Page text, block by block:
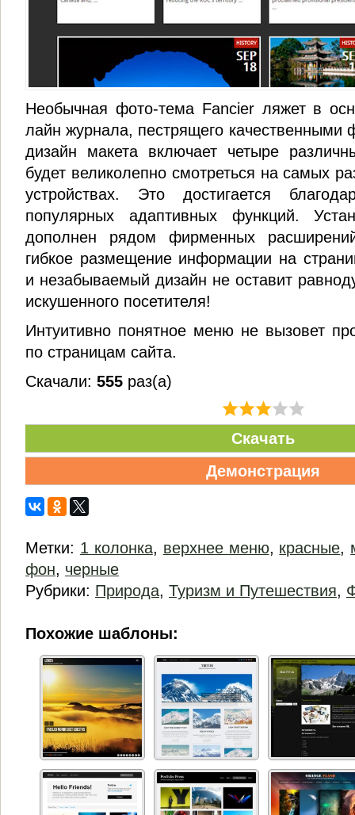
Необычная фото-тема Fancier ляжет в
лайн журнала, пестрящего качественными
дизайн макета включает четыре
будет великолепно смотреться на самых
устройствах. Это достигается
популярных адаптивных функций.
дополнен рядом фирменных
гибкое размещение информации на
и незабываемый дизайн не оставит
искушенного посетителя!
Интуитивно понятное меню не вызовет
по страницам сайта.
Скачали: 555 раз(а)
Скачать
Демонстрация
Метки: 1 колонка, верхнее меню, красные,
фон, черные
Рубрики: Природа, Туризм и Путешествия,
Похожие шаблоны: